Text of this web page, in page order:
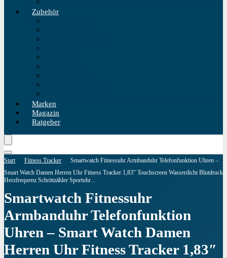
Zubehör
Marken
Magazin
Ratgeber
Start Fitness Tracker
Smartwatch Fitnessuhr Armbanduhr Telefonfunktion Uhren –
Smart Watch Damen Herren Uhr Fitness Tracker 1,83″ Touchscreen Wasserdicht Blutdruck
Herzfrequenz Schrittzähler Sportuhr…
Smartwatch Fitnessuhr
Armbanduhr Telefonfunktion
Uhren – Smart Watch Damen
Herren Uhr Fitness Tracker 1,83″